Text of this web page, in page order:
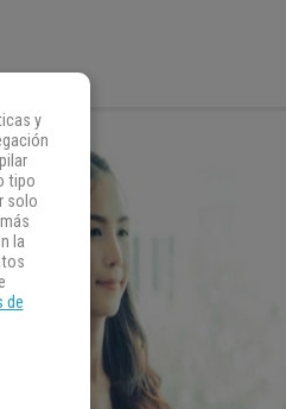
y
tipo
solo
la
de